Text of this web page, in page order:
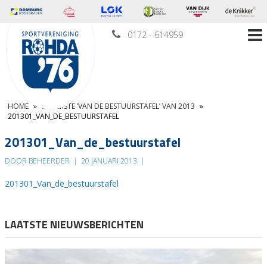
0172 - 614959
HOME » DE EERSTE ‘VAN DE BESTUURSTAFEL’ VAN 2013 »
201301_VAN_DE_BESTUURSTAFEL
201301_Van_de_bestuurstafel
DOOR BEHEERDER | 20 JANUARI 2013 |
201301_Van_de_bestuurstafel
LAATSTE NIEUWSBERICHTEN